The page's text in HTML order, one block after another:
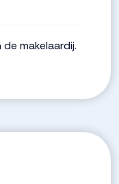
makelaardij.